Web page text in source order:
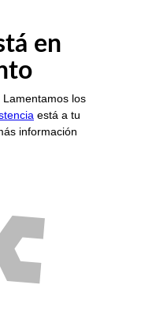
en
los
está a tu
información